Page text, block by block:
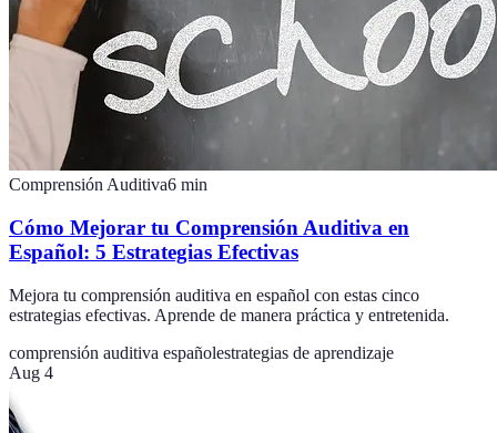
Comprensión Auditiva6 min
Cómo Mejorar tu Comprensión Auditiva en
Español: 5 Estrategias Efectivas
Mejora tu comprensión auditiva en español con estas cinco
estrategias efectivas. Aprende de manera práctica y entretenida.
comprensión auditiva españolestrategias de aprendizaje
Aug 4